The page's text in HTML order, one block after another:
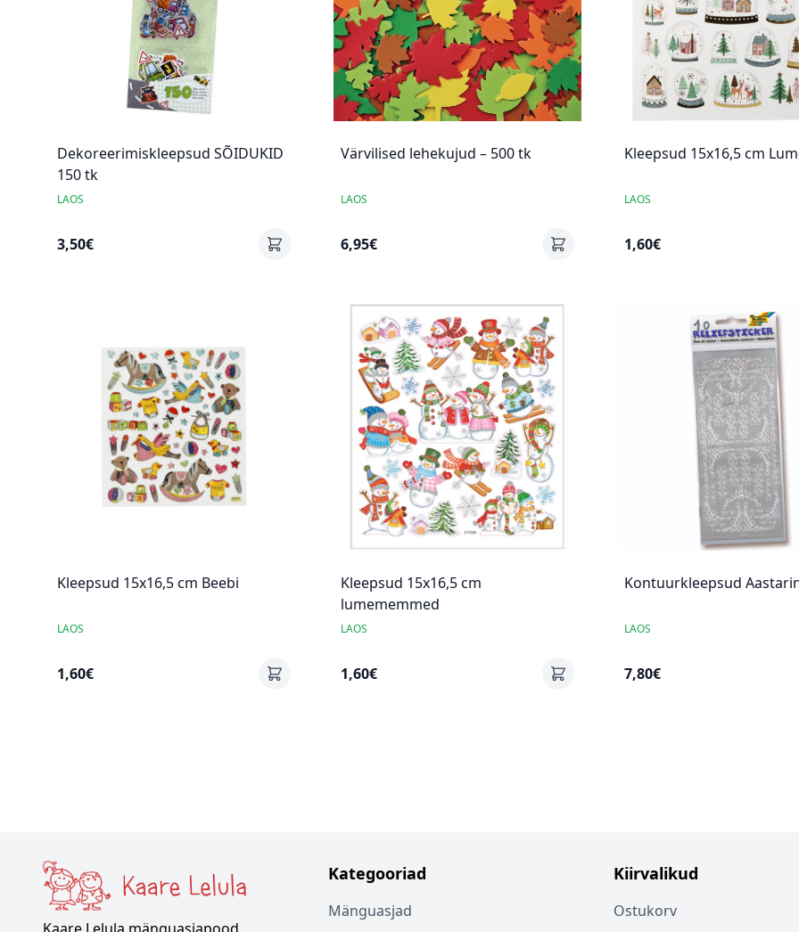
Dekoreerimiskleepsud SÕIDUKID
150 tk
LAOS
3,50€
Värvilised lehekujud – 500 tk
LAOS
6,95€
Kleepsud 15x16,5 cm
LAOS
1,60€
Kleepsud 15x16,5 cm Beebi
LAOS
1,60€
Kleepsud 15x16,5 cm
lumememmed
LAOS
1,60€
Kontuurkleepsud
LAOS
7,80€
Kategooriad
Mänguasjad
Kiirvalikud
Ostukorv